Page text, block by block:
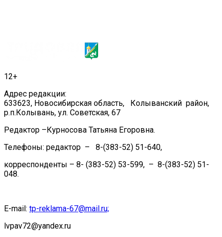
12+
Адрес редакции:
633623, Новосибирская область, Колыванский район,
р.п.Колывань, ул. Советская, 67
Редактор –Курносова Татьяна Егоровна.
Телефоны: редактор – 8-(383-52) 51-640,
корреспонденты – 8- (383-52) 53-599, – 8-(383-52) 51-
048.
E-mail: tp-reklama-67@mail.ru;
lvpav72@yandex.ru